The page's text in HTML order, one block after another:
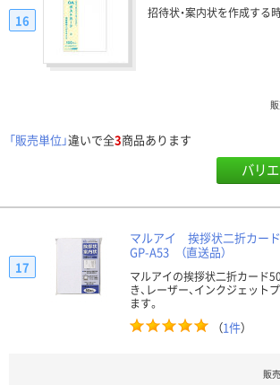
招待状・案内状を作成する
16
販
「販売単位」違いで全3商品あります
バリ
マルアイ 挨拶状二折カー
GP-A53 （直送品）
マルアイの挨拶状二折カード
き、レーザー、インクジェット
ます。
（1件）
17
販